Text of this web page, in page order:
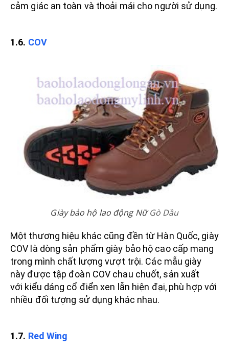
cảm giác an toàn và thoải mái cho người sử dụng.
1.6. COV
Giày bảo hộ lao động NữGò Dầu
Một thương hiệu khác cũng đền từ Hàn Quốc, giày
COV là dòng sản phẩm giày bảo hộ cao cấp mang
trong mình chất lượng vượt trội. Các mẫu giày
này được tập đoàn COV chau chuốt, sản xuất
với kiểu dáng cổ điển xen lẫn hiện đại, phù hợp với
nhiều đối tượng sử dụng khác nhau.
1.7. Red Wing